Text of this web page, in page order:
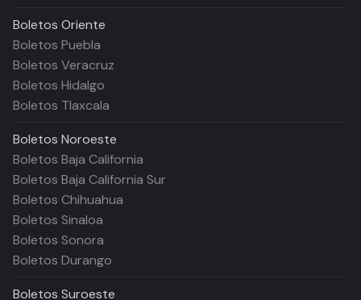
Boletos Oriente
Boletos Puebla
Boletos Veracruz
Boletos Hidalgo
Boletos Tlaxcala
Boletos Noroeste
Boletos Baja California
Boletos Baja California Sur
Boletos Chihuahua
Boletos Sinaloa
Boletos Sonora
Boletos Durango
Boletos Suroeste